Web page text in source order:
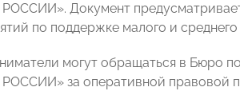
Документ
по поддержке малого и
могут обращаться в Бюро
за оперативной правовой